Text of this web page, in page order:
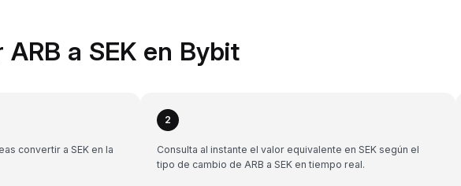
a SEK en Bybit
convertir a SEK en la
2
Consulta al instante el valor equivalente en SEK según el
tipo de cambio de ARB a SEK en tiempo real.